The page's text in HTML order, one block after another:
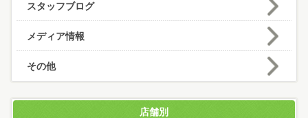
スタッフブログ
メディア情報
その他
店舗別